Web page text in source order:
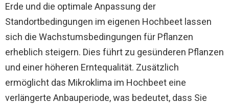
Erde und die optimale Anpassung der
Standortbedingungen im eigenen Hochbeet lassen
sich die Wachstumsbedingungen für Pflanzen
erheblich steigern. Dies führt zu gesünderen Pflanzen
und einer höheren Erntequalität. Zusätzlich
ermöglicht das Mikroklima im Hochbeet eine
verlängerte Anbauperiode, was bedeutet, dass Sie